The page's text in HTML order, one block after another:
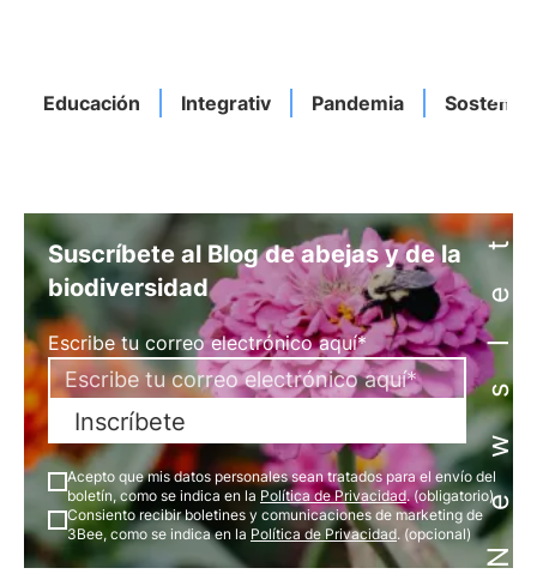
Educación Integrativ Pandemia Newsletter
Suscríbete al Blog de abejas y de la
biodiversidad
Escribe tu correo electrónico aquí*
Inscríbete
Acepto que mis datos personales sean tratados para el envío del
boletín, como se indica en la Política de Privacidad. (obligatorio)
Consiento recibir boletines y comunicaciones de marketing de
3Bee, como se indica en la Política de Privacidad. (opcional)